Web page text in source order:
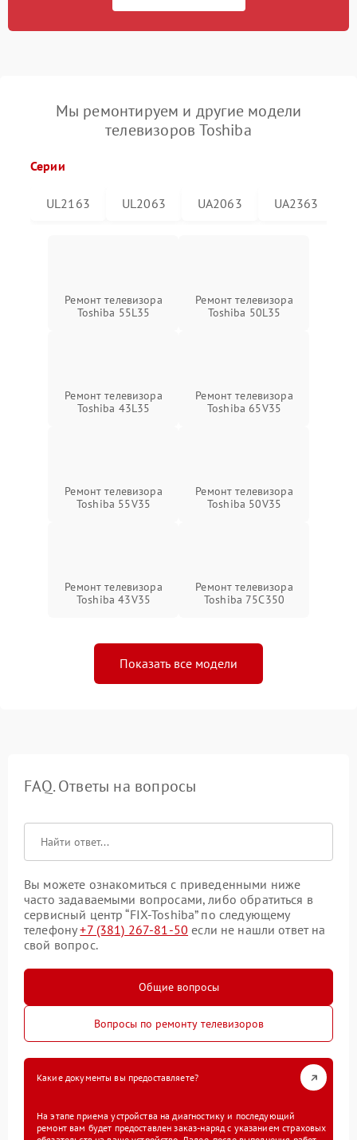
Мы ремонтируем и другие модели
телевизоров Toshiba
Серии
UL2163 UL2063 UA2063 UA2363
Ремонт телевизора
Toshiba 55L35
Ремонт телевизора
Toshiba 50L35
Ремонт телевизора
Toshiba 43L35
Ремонт телевизора
Toshiba 65V35
Ремонт телевизора
Toshiba 55V35
Ремонт телевизора
Toshiba 50V35
Ремонт телевизора
Toshiba 43V35
Ремонт телевизора
Toshiba 75C350
Показать все модели
FAQ. Ответы на вопросы
Вы можете ознакомиться с приведенными ниже
часто задаваемыми вопросами, либо обратиться в
сервисный центр “FIX-Toshiba” по следующему
телефону+7 (381) 267-81-50 если не нашли ответ на
свой вопрос.
Общие вопросы
Вопросы по ремонту телевизоров
Какие документы вы предоставляете?
На этапе приема устройства на диагностику и последующий
ремонт вам будет предоставлен заказ-наряд с указанием страховых